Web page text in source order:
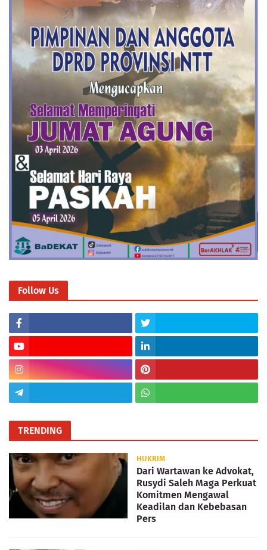
Follow Us
TRENDING
HUKRIM
Dari Wartawan ke Advokat,
Rusydi Saleh Maga Perkuat
Komitmen Mengawal
Keadilan dan Kebebasan
Pers